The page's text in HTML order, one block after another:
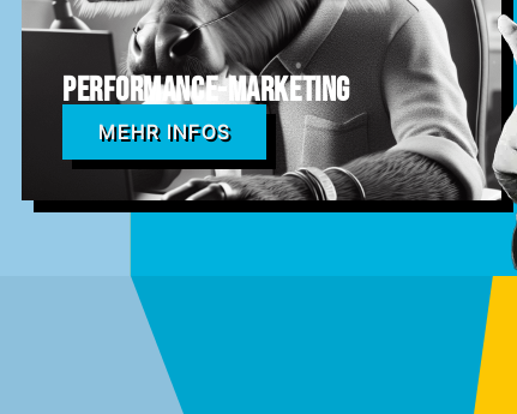
Performance-Marketing
MEHR INFOS